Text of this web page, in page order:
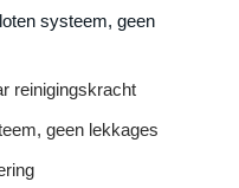
systeem, geen
reinigingskracht
geen lekkages